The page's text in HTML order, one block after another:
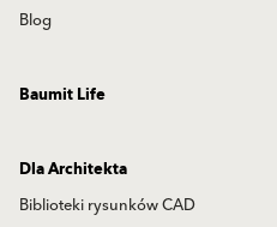
Blog
Baumit Life
Dla Architekta
Biblioteki rysunków CAD